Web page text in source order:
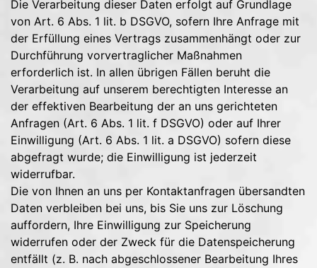
Die Verarbeitung dieser Daten erfolgt auf Grundlage
von Art. 6 Abs. 1 lit. b DSGVO, sofern Ihre Anfrage mit
der Erfüllung eines Vertrags zusammenhängt oder zur
Durchführung vorvertraglicher Maßnahmen
erforderlich ist. In allen übrigen Fällen beruht die
Verarbeitung auf unserem berechtigten Interesse an
der effektiven Bearbeitung der an uns gerichteten
Anfragen (Art. 6 Abs. 1 lit. f DSGVO) oder auf Ihrer
Einwilligung (Art. 6 Abs. 1 lit. a DSGVO) sofern diese
abgefragt wurde; die Einwilligung ist jederzeit
widerrufbar.
Die von Ihnen an uns per Kontaktanfragen übersandten
Daten verbleiben bei uns, bis Sie uns zur Löschung
auffordern, Ihre Einwilligung zur Speicherung
widerrufen oder der Zweck für die Datenspeicherung
entfällt (z. B. nach abgeschlossener Bearbeitung Ihres